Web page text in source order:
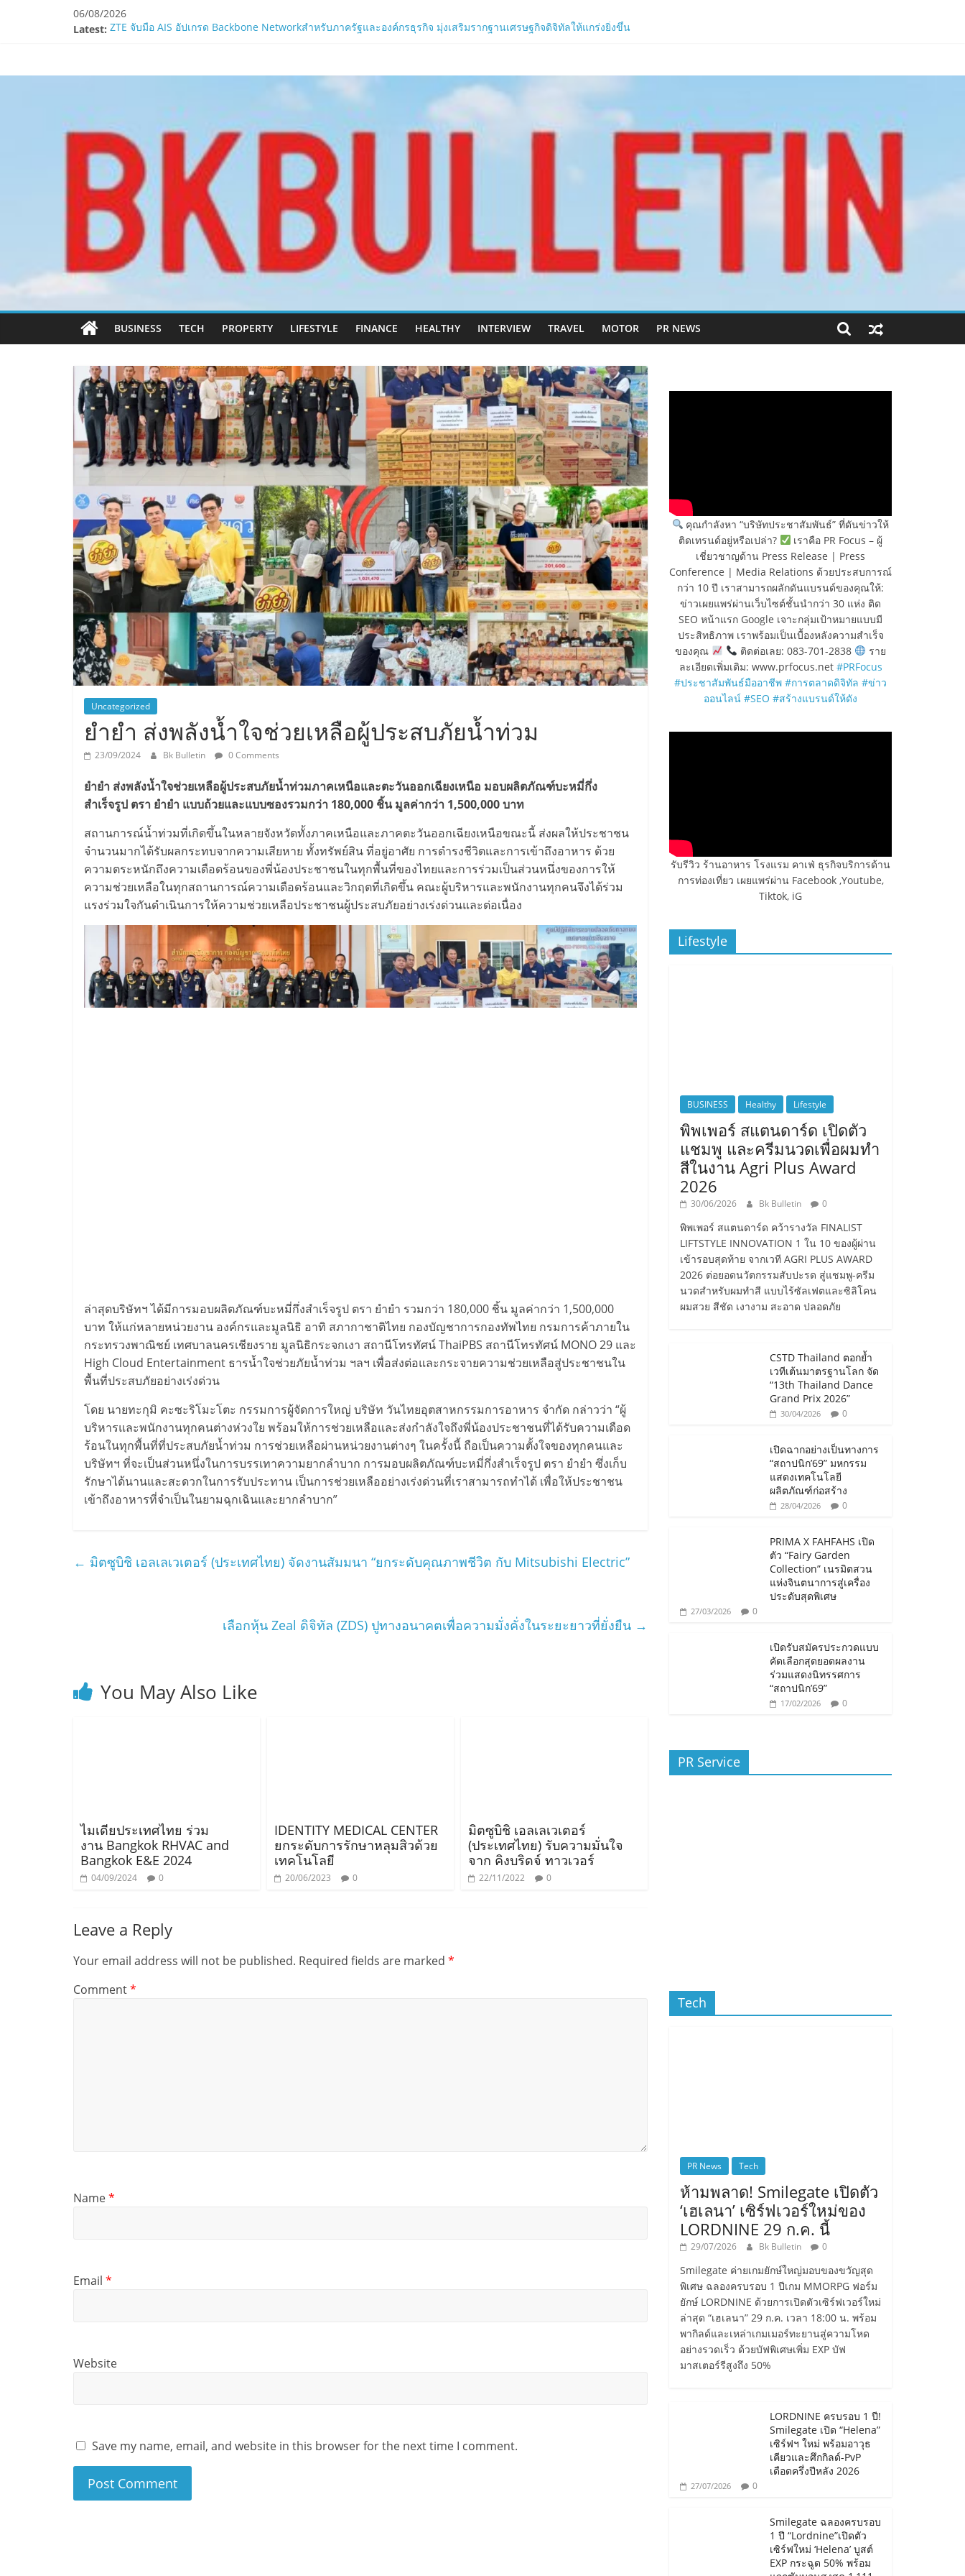
06/08/2026
Latest: ZTE จับมือ AIS อัปเกรด Backbone Networkสำหรับภาครัฐและองค์กรธุรกิจ มุ่งเสริมรากฐานเศรษฐกิจดิจิทัลให้แกร่งยิ่งขึ้น
LORDNINE ครบรอบ 1 ปี! Smilegate เปิด “Helena” เซิร์ฟฯ ใหม่ พร้อมอาวุธเคียวและศึกกิลด์-PvP เดือดครึ่งปีหลัง 2026
Smilegate ฉลองครบรอบ 1 ปี “Lordnine”เปิดตัวเซิร์ฟใหม่ ‘Helena’ บูสต์ EXP กระฉูด 50% พร้อมแจกซัมมอนสูงสุด 1,111 ครั้ง!
www.bkbulletin.com
ข่าว
ครบ
ด้าน
BUSINESS TECH PROPERTY LIFESTYLE FINANCE HEALTHY INTERVIEW TRAVEL MOTOR PR NEWS
Uncategorized
ยำยำ ส่งพลังน้ำใจช่วยเหลือผู้ประสบภัยน้ำท่วม
23/09/2024 Bk Bulletin 0 Comments
ยำยำ ส่งพลังน้ำใจช่วยเหลือผู้ประสบภัยน้ำท่วมภาคเหนือและตะวันออกเฉียงเหนือ มอบผลิตภัณฑ์บะหมี่กึ่ง
สำเร็จรูป ตรา ยำยำ แบบถ้วยและแบบซองรวมกว่า 180,000 ชิ้น มูลค่ากว่า 1,500,000 บาท
สถานการณ์น้ำท่วมที่เกิดขึ้นในหลายจังหวัดทั้งภาคเหนือและภาคตะวันออกเฉียงเหนือขณะนี้ ส่งผลให้ประชาชน
จำนวนมากได้รับผลกระทบจากความเสียหาย ทั้งทรัพย์สิน ที่อยู่อาศัย การดำรงชีวิตและการเข้าถึงอาหาร ด้วย
ความตระหนักถึงความเดือดร้อนของพี่น้องประชาชนในทุกพื้นที่ของไทยและการร่วมเป็นส่วนหนึ่งของการให้
ความช่วยเหลือในทุกสถานการณ์ความเดือดร้อนและวิกฤตที่เกิดขึ้น คณะผู้บริหารและพนักงานทุกคนจึงได้ร่วม
แรงร่วมใจกันดำเนินการให้ความช่วยเหลือประชาชนผู้ประสบภัยอย่างเร่งด่วนและต่อเนื่อง
ล่าสุดบริษัทฯ ได้มีการมอบผลิตภัณฑ์บะหมี่กึ่งสำเร็จรูป ตรา ยำยำ รวมกว่า 180,000 ชิ้น มูลค่ากว่า 1,500,000
บาท ให้แก่หลายหน่วยงาน องค์กรและมูลนิธิ อาทิ สภากาชาติไทย กองบัญชาการกองทัพไทย กรมการค้าภายใน
กระทรวงพาณิชย์ เทศบาลนครเชียงราย มูลนิธิกระจกเงา สถานีโทรทัศน์ ThaiPBS สถานีโทรทัศน์ MONO 29 และ
High Cloud Entertainment ธารน้ำใจช่วยภัยน้ำท่วม ฯลฯ เพื่อส่งต่อและกระจายความช่วยเหลือสู่ประชาชนใน
พื้นที่ประสบภัยอย่างเร่งด่วน
โดย นายทะกุมิ คะซะริโมะโตะ กรรมการผู้จัดการใหญ่ บริษัท วันไทยอุตสาหกรรมการอาหาร จำกัด กล่าวว่า “ผู้
บริหารและพนักงานทุกคนต่างห่วงใย พร้อมให้การช่วยเหลือและส่งกำลังใจถึงพี่น้องประชาชนที่ได้รับความเดือด
ร้อนในทุกพื้นที่ที่ประสบภัยน้ำท่วม การช่วยเหลือผ่านหน่วยงานต่างๆ ในครั้งนี้ ถือเป็นความตั้งใจของทุกคนและ
บริษัทฯ ที่จะเป็นส่วนหนึ่งในการบรรเทาความยากลำบาก การมอบผลิตภัณฑ์บะหมี่กึ่งสำเร็จรูป ตรา ยำยำ ซึ่งเก็บ
รักษาได้นานและสะดวกในการรับประทาน เป็นการช่วยเหลืออย่างเร่งด่วนที่เราสามารถทำได้ เพื่อให้ประชาชน
เข้าถึงอาหารที่จำเป็นในยามฉุกเฉินและยากลำบาก”
← มิตซูบิชิ เอลเลเวเตอร์ (ประเทศไทย) จัดงานสัมมนา “ยกระดับคุณภาพชีวิต กับ Mitsubishi Electric”
เลือกหุ้น Zeal ดิจิทัล (ZDS) ปูทางอนาคตเพื่อความมั่งคั่งในระยะยาวที่ยั่งยืน →
You May Also Like
ไมเดียประเทศไทย ร่วม
งาน Bangkok RHVAC and
Bangkok E&E 2024
04/09/2024 0
IDENTITY MEDICAL CENTER
ยกระดับการรักษาหลุมสิวด้วย
เทคโนโลยี
20/06/2023 0
มิตซูบิชิ เอลเลเวเตอร์
(ประเทศไทย) รับความมั่นใจ
จาก คิงบริดจ์ ทาวเวอร์
22/11/2022 0
Leave a Reply
Your email address will not be published. Required fields are marked *
Comment*
Name*
Email *
Website
Save my name, email, and website in this browser for the next time I comment.
คุณกำลังหา “บริษัทประชาสัมพันธ์” ที่ดันข่าวให้
ติดเทรนด์อยู่หรือเปล่า?
เราคือ PR Focus – ผู้
เชี่ยวชาญด้าน Press Release | Press
Conference | Media Relations ด้วยประสบการณ์
กว่า 10 ปี เราสามารถผลักดันแบรนด์ของคุณให้:
ข่าวเผยแพร่ผ่านเว็บไซต์ชั้นนำกว่า 30 แห่ง ติด
SEO หน้าแรก Google เจาะกลุ่มเป้าหมายแบบมี
ประสิทธิภาพ เราพร้อมเป็นเบื้องหลังความสำเร็จ
ของคุณ
ติดต่อเลย: 083-701-2838
ราย
ละเอียดเพิ่มเติม: www.prfocus.net #PRFocus
#ประชาสัมพันธ์มืออาชีพ #การตลาดดิจิทัล #ข่าว
ออนไลน์ #SEO #สร้างแบรนด์ให้ดัง
รับรีวิว ร้านอาหาร โรงแรม คาเฟ่ ธุรกิจบริการด้าน
การท่องเที่ยว เผยแพร่ผ่าน Facebook ,Youtube,
Tiktok, iG
Lifestyle
BUSINESS Healthy Lifestyle
พิพเพอร์ สแตนดาร์ด เปิดตัว
แชมพู และครีมนวดเพื่อผมทำ
สีในงาน Agri Plus Award
2026
30/06/2026 Bk Bulletin 0
พิพเพอร์ สแตนดาร์ด คว้ารางวัล FINALIST
LIFTSTYLE INNOVATION 1 ใน 10 ของผู้ผ่าน
เข้ารอบสุดท้าย จากเวที AGRI PLUS AWARD
2026 ต่อยอดนวัตกรรมสับปะรด สู่แชมพู-ครีม
นวดสำหรับผมทำสี แบบไร้ซัลเฟตและซิลิโคน
ผมสวย สีชัด เงางาม สะอาด ปลอดภัย
CSTD Thailand ตอกย้ำ
เวทีเต้นมาตรฐานโลก จัด
“13th Thailand Dance
Grand Prix 2026”
30/04/2026 0
เปิดฉากอย่างเป็นทางการ
“สถาปนิก’69” มหกรรม
แสดงเทคโนโลยี
ผลิตภัณฑ์ก่อสร้าง
28/04/2026 0
PRIMA X FAHFAHS เปิด
ตัว “Fairy Garden
Collection” เนรมิตสวน
แห่งจินตนาการสู่เครื่อง
ประดับสุดพิเศษ
27/03/2026 0
เปิดรับสมัครประกวดแบบ
คัดเลือกสุดยอดผลงาน
ร่วมแสดงนิทรรศการ
“สถาปนิก’69”
17/02/2026 0
PR Service
Tech
PR News Tech
ห้ามพลาด! Smilegate เปิดตัว
‘เฮเลนา’ เซิร์ฟเวอร์ใหม่ของ
LORDNINE 29 ก.ค. นี้
29/07/2026 Bk Bulletin 0
Smilegate ค่ายเกมยักษ์ใหญ่มอบของขวัญสุด
พิเศษ ฉลองครบรอบ 1 ปีเกม MMORPG ฟอร์ม
ยักษ์ LORDNINE ด้วยการเปิดตัวเซิร์ฟเวอร์ใหม่
ล่าสุด “เฮเลนา” 29 ก.ค. เวลา 18:00 น. พร้อม
พากิลด์และเหล่าเกมเมอร์ทะยานสู่ความโหด
อย่างรวดเร็ว ด้วยบัฟพิเศษเพิ่ม EXP บัฟ
มาสเตอร์รีสูงถึง 50%
LORDNINE ครบรอบ 1 ปี!
Smilegate เปิด “Helena”
เซิร์ฟฯ ใหม่ พร้อมอาวุธ
เคียวและศึกกิลด์-PvP
เดือดครึ่งปีหลัง 2026
27/07/2026 0
Smilegate ฉลองครบรอบ
1 ปี “Lordnine”เปิดตัว
เซิร์ฟใหม่ ‘Helena’ บูสต์
EXP กระฉูด 50% พร้อม